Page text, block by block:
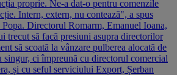
proprie. Ne-a dat-o pentru comenzile
Intern, extern, nu contează", a spus
Directorul Romarm, Emanuel Ioana,
trecut să facă presiuni asupra directorilor
să scoată la vânzare pulberea alocată de
singur, ci împreună cu directorul comercial
și cu seful serviciului Export, Șerban